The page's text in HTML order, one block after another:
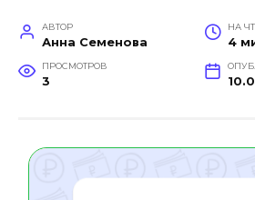
АВТОР
Анна Семенова
НА
4
ПРОСМОТРОВ
3